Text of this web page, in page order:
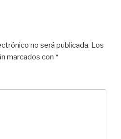
no será publicada. Los
marcados con *